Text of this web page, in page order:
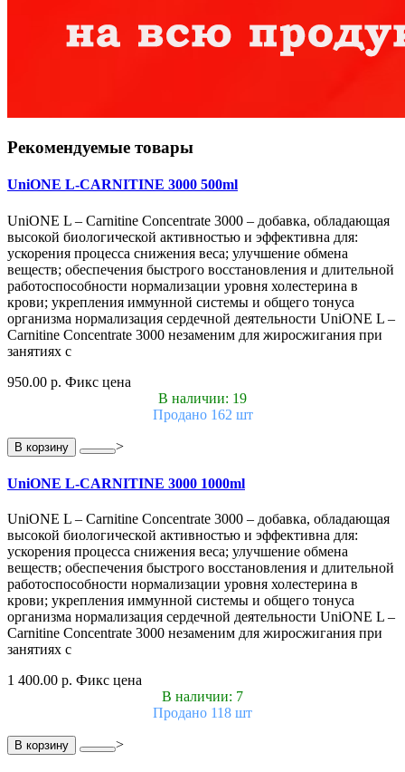
Рекомендуемые товары
UniONE L-CARNITINE 3000 500ml
UniONE L – Carnitine Concentrate 3000 – добавка, обладающая
высокой биологической активностью и эффективна для:
ускорения процесса снижения веса; улучшение обмена
веществ; обеспечения быстрого восстановления и длительной
работоспособности нормализации уровня холестерина в
крови; укрепления иммунной системы и общего тонуса
организма нормализация сердечной деятельности UniONE L –
Carnitine Concentrate 3000 незаменим для жиросжигания при
занятиях с
950.00 р. Фикс цена
В наличии: 19
Продано 162 шт
В корзину >
UniONE L-CARNITINE 3000 1000ml
UniONE L – Carnitine Concentrate 3000 – добавка, обладающая
высокой биологической активностью и эффективна для:
ускорения процесса снижения веса; улучшение обмена
веществ; обеспечения быстрого восстановления и длительной
работоспособности нормализации уровня холестерина в
крови; укрепления иммунной системы и общего тонуса
организма нормализация сердечной деятельности UniONE L –
Carnitine Concentrate 3000 незаменим для жиросжигания при
занятиях с
1 400.00 р. Фикс цена
В наличии: 7
Продано 118 шт
В корзину >